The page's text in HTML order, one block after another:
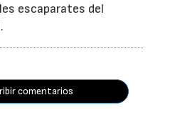
escaparates del
comentarios